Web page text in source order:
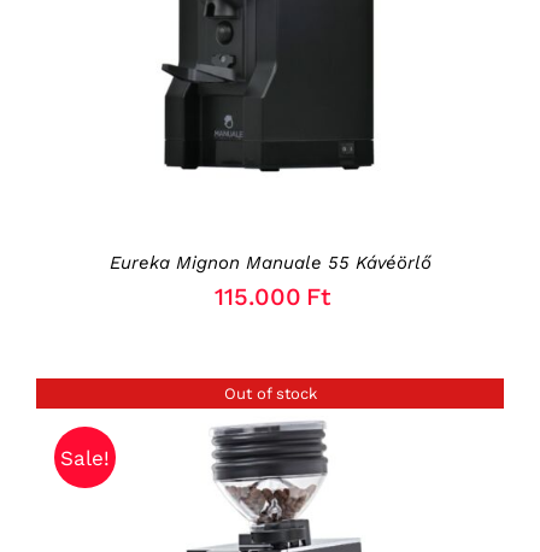
Eureka Mignon Manuale 55 Kávéörlő
115.000 Ft
Out of stock
Sale!